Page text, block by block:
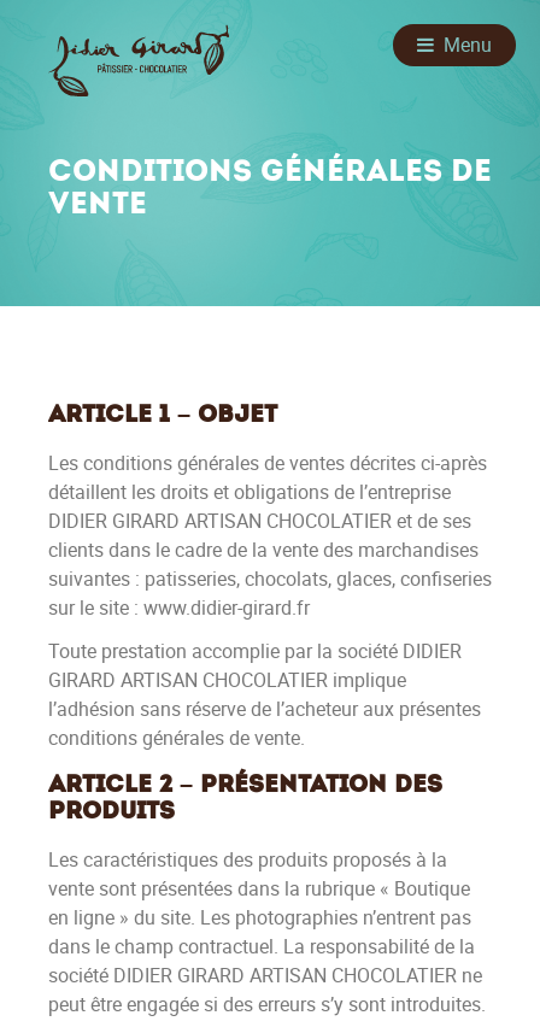
Conditions générales de
vente
Article 1 – Objet
Les conditions générales de ventes décrites ci-après
détaillent les droits et obligations de l’entreprise
DIDIER GIRARD ARTISAN CHOCOLATIER et de ses
clients dans le cadre de la vente des marchandises
suivantes : patisseries, chocolats, glaces, confiseries
sur le site : www.didier-girard.fr
Toute prestation accomplie par la société DIDIER
GIRARD ARTISAN CHOCOLATIER implique
l’adhésion sans réserve de l’acheteur aux présentes
conditions générales de vente.
Article 2 – Présentation des
produits
Les caractéristiques des produits proposés à la
vente sont présentées dans la rubrique « Boutique
en ligne » du site. Les photographies n’entrent pas
dans le champ contractuel. La responsabilité de la
société DIDIER GIRARD ARTISAN CHOCOLATIER ne
peut être engagée si des erreurs s’y sont introduites.
Menu